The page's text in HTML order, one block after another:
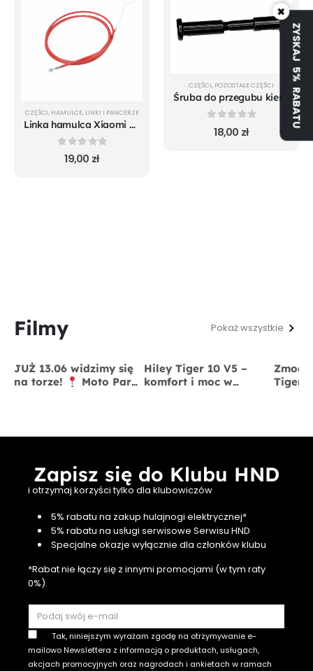
CZĘŚCI, HAMULCE, LINKI I PANCERZE
Linka hamulca Xiaomi m365 i Mi 1S czerwona
out of 5
19,00 zł
CZĘŚCI, POZOSTAŁE CZĘŚCI
out of 5
18,00 zł
Filmy Pokaż wszystkie
JUŻ 13.06 widzimy się
na torze!
Moto Park
Hiley Tiger 10 V5 –
komfort i moc w
Tiger
Zapisz się do Klubu HND
i otrzymaj korzyści tylko dla klubowiczów
5% rabatu na zakup hulajnogi elektrycznej*
5% rabatu na usługi serwisowe Serwisu HND
Specjalne okazje wyłącznie dla członków klubu
*Rabat nie łączy się z innymi promocjami (w tym raty
0%).
Tak, niniejszym wyrażam zgodę na otrzymywanie e-
mailowo Newslettera z informacją o produktach, usługach,
akcjach promocyjnych oraz nagrodach i ankietach w ramach
×
ZYSKAJ 5% RABATU